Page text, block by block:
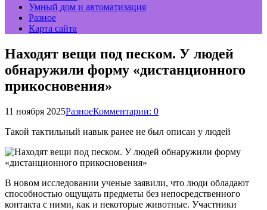
Умный дом и автоматизация
Разное
Карта сайта
Находят вещи под песком. У людей
обнаружили форму «дистанционного
прикосновения»
11 ноября 2025РазноеКомментарии: 0
Такой тактильный навык ранее не был описан у людей
В новом исследовании ученые заявили, что люди обладают
способностью ощущать предметы без непосредственного
контакта с ними, как и некоторые животные. Участники